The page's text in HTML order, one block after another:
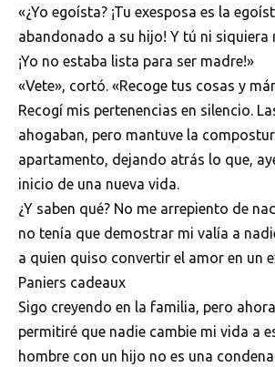
«¿Yo egoísta? ¡Tu exesposa es la
abandonado a su hijo! Y tú ni siquiera
¡Yo no estaba lista para ser madre!»
«Vete», cortó. «Recoge tus cosas y
Recogí mis pertenencias en silencio.
ahogaban, pero mantuve la
apartamento, dejando atrás lo que,
inicio de una nueva vida.
¿Y saben qué? No me arrepiento de
no tenía que demostrar mi valía a
a quien quiso convertir el amor en un
Paniers cadeaux
Sigo creyendo en la familia, pero
permitiré que nadie cambie mi vida a
hombre con un hijo no es una